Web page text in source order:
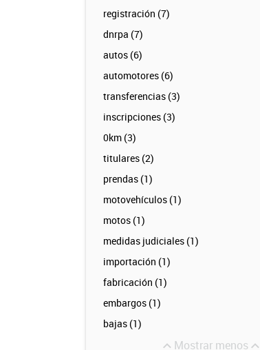
registración (7)
dnrpa (7)
autos (6)
automotores (6)
transferencias (3)
inscripciones (3)
0km (3)
titulares (2)
prendas (1)
motovehículos (1)
motos (1)
medidas judiciales (1)
importación (1)
fabricación (1)
embargos (1)
bajas (1)
Mostrar menos